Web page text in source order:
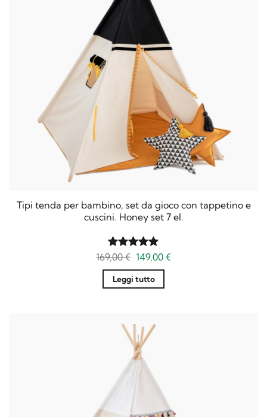
Tipi tenda per bambino, set da gioco con tappetino e
cuscini. Honey set 7 el.
Valutato
169,00€ Il
originale
era:
149,00 €Il
Leggi tutto